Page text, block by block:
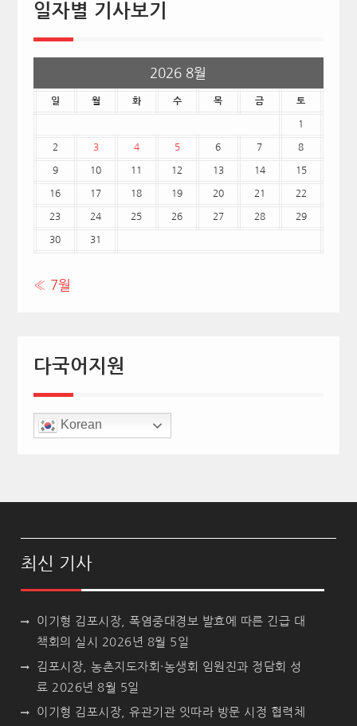
일자별 기사보기
2026 8월
일 월 화 수 목 금 토
1
2 3 4 5 6 7 8
9 10 11 12 13 14 15
16 17 18 19 20 21 22
23 24 25 26 27 28 29
30 31
« 7월
다국어지원
Korean
최신 기사
이기형 김포시장, 폭염중대경보 발효에 따른 긴급 대
책회의 실시
2026년 8월 5일
김포시장, 농촌지도자회·농생회 임원진과 정담회 성
료 2026년 8월 5일
이기형 김포시장, 유관기관 잇따라 방문 시정 협력체